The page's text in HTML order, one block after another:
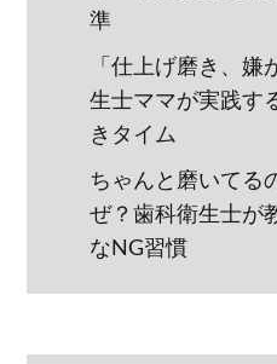
準
「仕上げ磨き、
生士ママが実践す
きタイム
ちゃんと磨いてる
ぜ？歯科衛生士が
なNG習慣